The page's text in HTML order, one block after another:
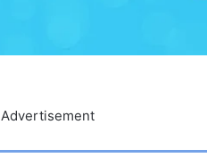
Advertisement